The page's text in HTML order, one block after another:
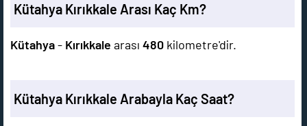
Kütahya Kırıkkale Arası Kaç Km?
Kütahya- Kırıkkale arası 480 kilometre'dir.
Kütahya Kırıkkale Arabayla Kaç Saat?